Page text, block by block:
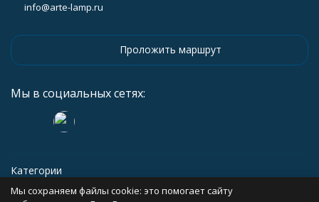
info@arte-lamp.ru
Проложить маршрут
Мы в социальных сетях:
Категории
Мы сохраняем файлы cookie: это помогает сайту